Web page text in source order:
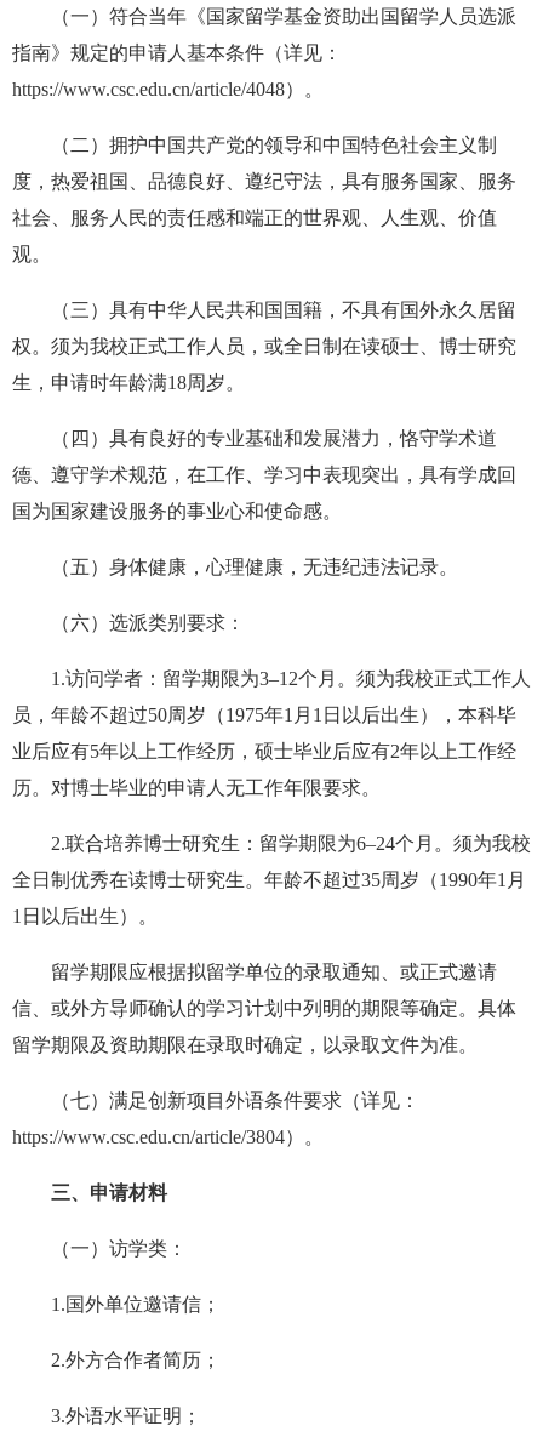
（一）符合当年《国家留学基金资助出国留学人员选派
指南》规定的申请人基本条件（详见：
https://www.csc.edu.cn/article/4048）。
（二）拥护中国共产党的领导和中国特色社会主义制
度，热爱祖国、品德良好、遵纪守法，具有服务国家、服务
社会、服务人民的责任感和端正的世界观、人生观、价值
观。
（三）具有中华人民共和国国籍，不具有国外永久居留
权。须为我校正式工作人员，或全日制在读硕士、博士研究
生，申请时年龄满18周岁。
（四）具有良好的专业基础和发展潜力，恪守学术道
德、遵守学术规范，在工作、学习中表现突出，具有学成回
国为国家建设服务的事业心和使命感。
（五）身体健康，心理健康，无违纪违法记录。
（六）选派类别要求：
1.访问学者：留学期限为3–12个月。须为我校正式工作人
员，年龄不超过50周岁（1975年1月1日以后出生），本科毕
业后应有5年以上工作经历，硕士毕业后应有2年以上工作经
历。对博士毕业的申请人无工作年限要求。
2.联合培养博士研究生：留学期限为6–24个月。须为我校
全日制优秀在读博士研究生。年龄不超过35周岁（1990年1月
1日以后出生）。
留学期限应根据拟留学单位的录取通知、或正式邀请
信、或外方导师确认的学习计划中列明的期限等确定。具体
留学期限及资助期限在录取时确定，以录取文件为准。
（七）满足创新项目外语条件要求（详见：
https://www.csc.edu.cn/article/3804）。
三、申请材料
（一）访学类：
1.国外单位邀请信；
2.外方合作者简历；
3.外语水平证明；